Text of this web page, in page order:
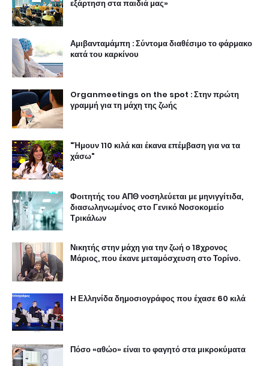
εξάρτηση στα παιδιά μας»
Αμιβανταμάμπη : Σύντομα διαθέσιμο το φάρμακο
κατά του καρκίνου
Organmeetings on the spot : Στην πρώτη
γραμμή για τη μάχη της ζωής
"Ήμουν 110 κιλά και έκανα επέμβαση για να τα
χάσω"
Φοιτητής του ΑΠΘ νοσηλεύεται με μηνιγγίτιδα,
διασωληνωμένος στο Γενικό Νοσοκομείο
Τρικάλων
Νικητής στην μάχη για την ζωή ο 18χρονος
Μάριος, που έκανε μεταμόσχευση στο Τορίνο.
H Ελληνίδα δημοσιογράφος που έχασε 60 κιλά
Πόσο «αθώο» είναι το φαγητό στα μικροκύματα